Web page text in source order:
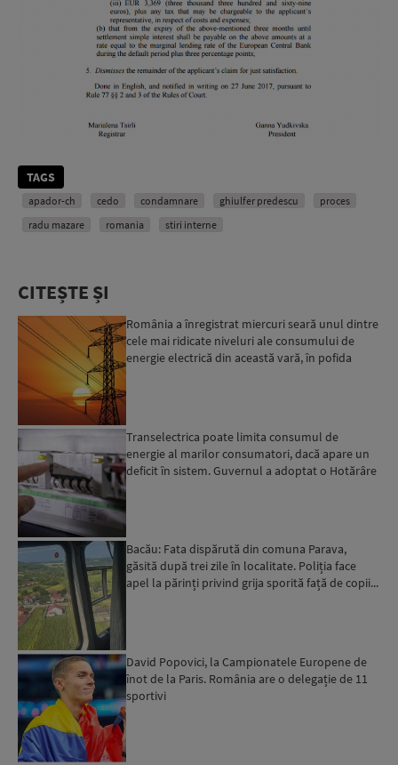
TAGS
apador-ch cedo condamnare ghiulfer predescu
proces
radu mazare
romania stiri interne
CITEȘTE ȘI
România a înregistrat miercuri seară unul dintre
cele mai ridicate niveluri ale consumului de
energie electrică din această vară, în pofida
Transelectrica poate limita consumul de
energie al marilor consumatori, dacă apare un
deficit în sistem. Guvernul a adoptat o Hotărâre
Bacău: Fata dispărută din comuna Parava,
găsită după trei zile în localitate. Poliția face
apel la părinți privind grija sporită față de copii...
David Popovici, la Campionatele Europene de
înot de la Paris. România are o delegație de 11
sportivi